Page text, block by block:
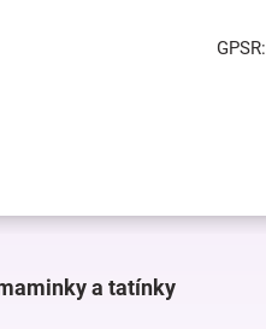
GPSR:
a tatínky